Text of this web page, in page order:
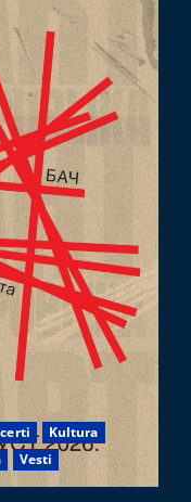
Kultura
Vesti